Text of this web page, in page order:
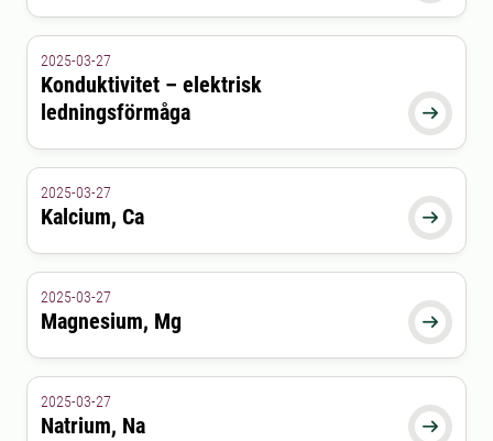

2025-03-27
Konduktivitet – elektrisk
ledningsförmåga

2025-03-27
Kalcium, Ca

2025-03-27
Magnesium, Mg

2025-03-27
Natrium, Na